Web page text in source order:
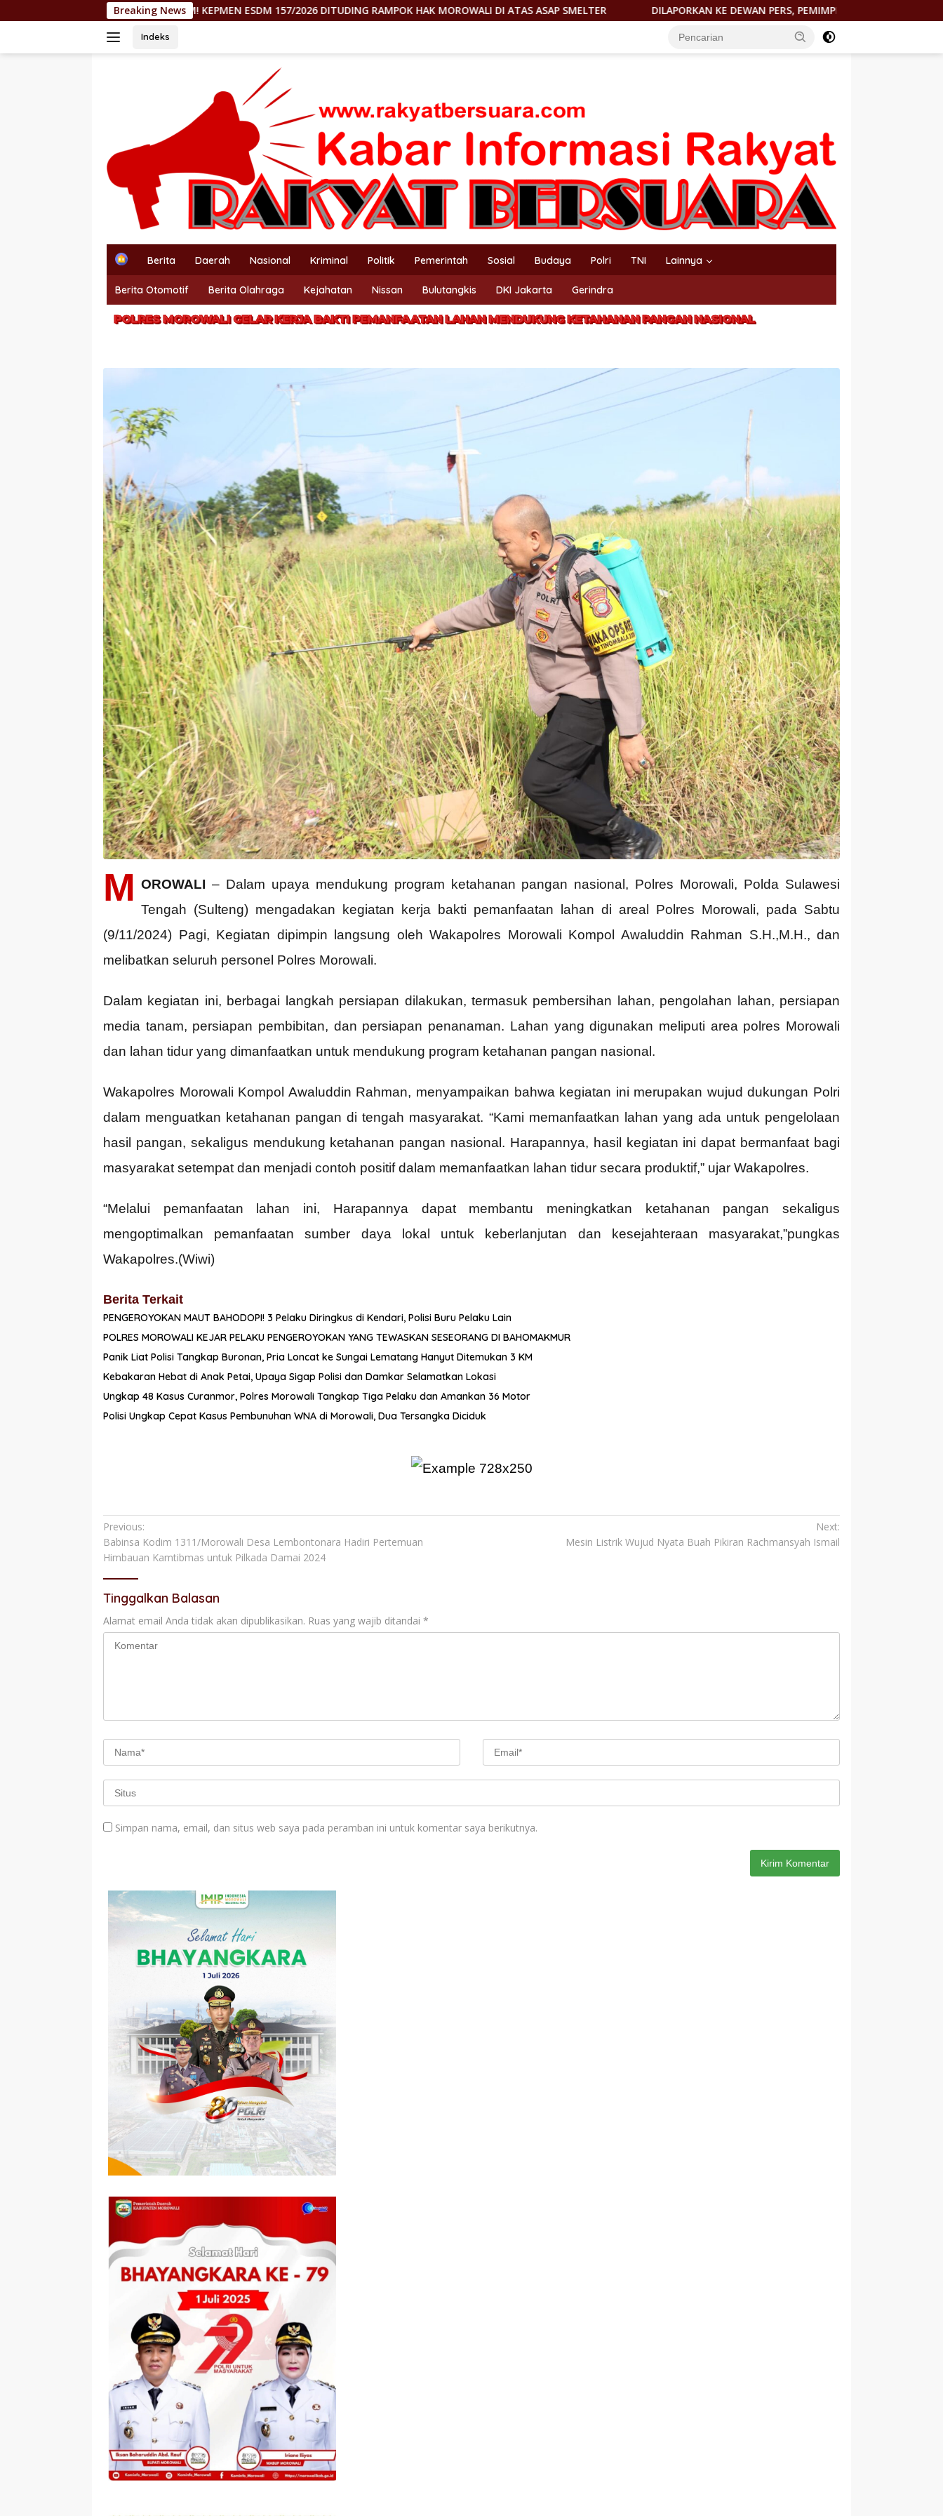
ke
Breaking News
KEJAM! KEPMEN ESDM 157/2026 DITUDING RAMPOK HAK MOROWALI DI ATAS ASAP SMELTER DILAPORKAN KE DEWAN PERS, PEMIMPIN REDAKSI http://PORTALTERKINI.COM: “KAMI
Indeks
H
m
e
Berita Daerah Nasional Kriminal Politik Pemerintah Sosial Budaya Polri TNI Lainnya
Berita Otomotif Berita Olahraga Kejahatan Nissan Bulutangkis DKI Jakarta Gerindra
POLRES MOROWALI GELAR KERJA BAKTI PEMANFAATAN LAHAN MENDUKUNG KETAHANAN PANGAN NASIONAL
M OROWALI – Dalam upaya mendukung program ketahanan pangan nasional, Polres Morowali, Polda Sulawesi
Tengah (Sulteng) mengadakan kegiatan kerja bakti pemanfaatan lahan di areal Polres Morowali, pada Sabtu
(9/11/2024) Pagi, Kegiatan dipimpin langsung oleh Wakapolres Morowali Kompol Awaluddin Rahman S.H.,M.H., dan
melibatkan seluruh personel Polres Morowali.
Dalam kegiatan ini, berbagai langkah persiapan dilakukan, termasuk pembersihan lahan, pengolahan lahan, persiapan
media tanam, persiapan pembibitan, dan persiapan penanaman. Lahan yang digunakan meliputi area polres Morowali
dan lahan tidur yang dimanfaatkan untuk mendukung program ketahanan pangan nasional.
Wakapolres Morowali Kompol Awaluddin Rahman, menyampaikan bahwa kegiatan ini merupakan wujud dukungan Polri
dalam menguatkan ketahanan pangan di tengah masyarakat. “Kami memanfaatkan lahan yang ada untuk pengelolaan
hasil pangan, sekaligus mendukung ketahanan pangan nasional. Harapannya, hasil kegiatan ini dapat bermanfaat bagi
masyarakat setempat dan menjadi contoh positif dalam memanfaatkan lahan tidur secara produktif,” ujar Wakapolres.
“Melalui pemanfaatan lahan ini, Harapannya dapat membantu meningkatkan ketahanan pangan sekaligus
mengoptimalkan pemanfaatan sumber daya lokal untuk keberlanjutan dan kesejahteraan masyarakat,”pungkas
Wakapolres.(Wiwi)
Berita Terkait
PENGEROYOKAN MAUT BAHODOPI! 3 Pelaku Diringkus di Kendari, Polisi Buru Pelaku Lain
POLRES MOROWALI KEJAR PELAKU PENGEROYOKAN YANG TEWASKAN SESEORANG DI BAHOMAKMUR
Panik Liat Polisi Tangkap Buronan, Pria Loncat ke Sungai Lematang Hanyut Ditemukan 3 KM
Kebakaran Hebat di Anak Petai, Upaya Sigap Polisi dan Damkar Selamatkan Lokasi
Ungkap 48 Kasus Curanmor, Polres Morowali Tangkap Tiga Pelaku dan Amankan 36 Motor
Polisi Ungkap Cepat Kasus Pembunuhan WNA di Morowali, Dua Tersangka Diciduk
Navigasi
pos
Previous:
Babinsa Kodim 1311/Morowali Desa Lembontonara Hadiri Pertemuan
Himbauan Kamtibmas untuk Pilkada Damai 2024
Next:
Mesin Listrik Wujud Nyata Buah Pikiran Rachmansyah Ismail
Tinggalkan Balasan
Alamat email Anda tidak akan dipublikasikan. Ruas yang wajib ditandai *
Simpan nama, email, dan situs web saya pada peramban ini untuk komentar saya berikutnya.